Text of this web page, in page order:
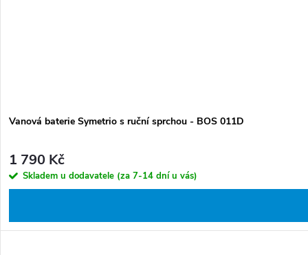
Vanová baterie Symetrio s ruční sprchou - BOS 011D
1 790 Kč
Skladem u dodavatele (za 7-14 dní u vás)